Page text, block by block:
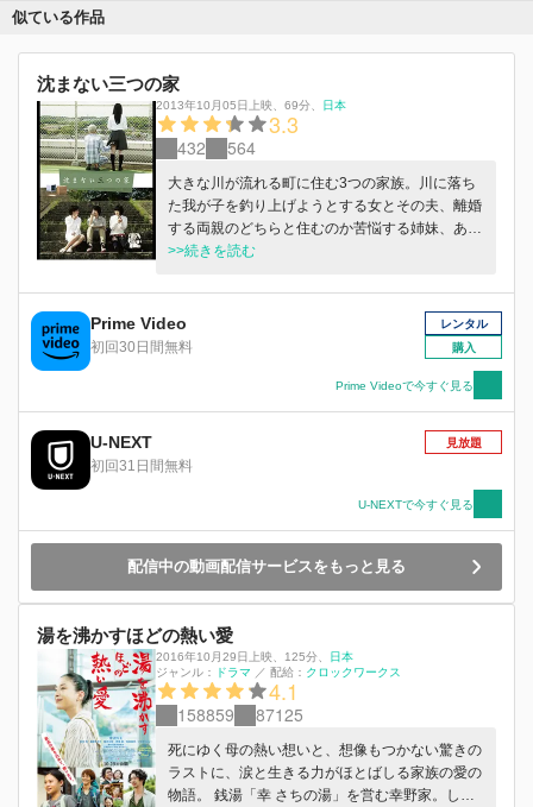
似ている作品
沈まない三つの家
2013年10月05日上映 69分 日本
3.3
432 564
大きな川が流れる町に住む3つの家族。川に落ち
た我が子を釣り上げようとする女とその夫、離婚
する両親のどちらと住むのか苦悩する姉妹、ある
目的のために病気で死に行く叔父を見舞い続ける
に時間は流れていく。
>>続きを読む
Prime Video
初回30日間無料
レンタル
購入
Prime Videoで今すぐ見る
U-NEXT
初回31日間無料
見放題
U-NEXTで今すぐ見る
配信中の動画配信サービスをもっと見る
湯を沸かすほどの熱い愛
2016年10月29日上映 125分
日本
ジャンル：
ドラマ ／ 配給： クロックワークス
4.1
158859 87125
死にゆく母の熱い想いと、想像もつかない驚きの
ラストに、涙と生きる力がほとばしる家族の愛の
物語。 銭湯「幸 さちの湯」を営む幸野家。しか